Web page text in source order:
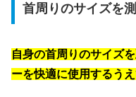
首周りのサイズを
自身の首周りのサイズ
ーを快適に使用するうえ